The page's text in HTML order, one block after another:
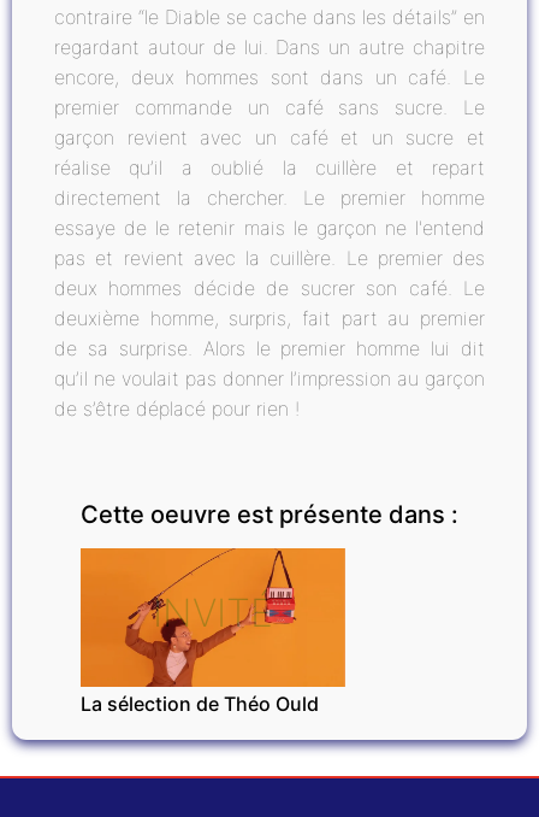
contraire “le Diable se cache dans les détails” en
regardant autour de lui. Dans un autre chapitre
encore, deux hommes sont dans un café. Le
premier commande un café sans sucre. Le
garçon revient avec un café et un sucre et
réalise qu’il a oublié la cuillère et repart
directement la chercher. Le premier homme
essaye de le retenir mais le garçon ne l'entend
pas et revient avec la cuillère. Le premier des
deux hommes décide de sucrer son café. Le
deuxième homme, surpris, fait part au premier
de sa surprise. Alors le premier homme lui dit
qu’il ne voulait pas donner l’impression au garçon
de s’être déplacé pour rien !
Cette oeuvre est présente dans :
INVITÉ
La sélection de Théo Ould